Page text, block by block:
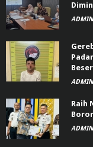
Raih